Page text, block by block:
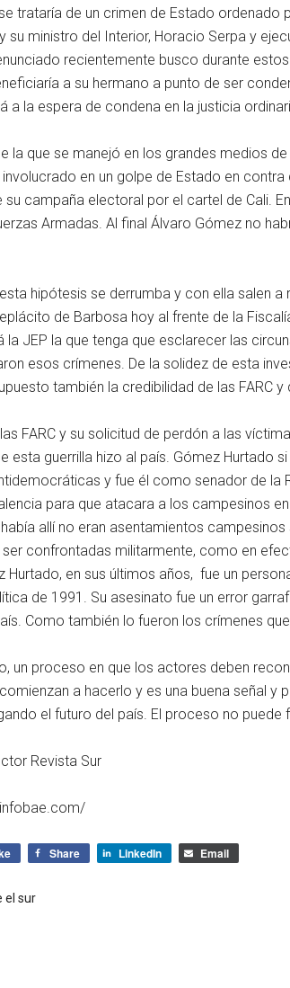
trataría de un crimen de Estado ordenado
su ministro del Interior, Horacio Serpa y
recientemente busco durante
a su hermano a punto de ser
a la espera de condena en la justicia
la que se manejó en los grandes medios
en un golpe de Estado en
campaña electoral por el cartel de Cali.
Armadas. Al final Álvaro Gómez no
hipótesis se derrumba y con ella salen
de Barbosa hoy al frente de la
la JEP la que tenga que esclarecer las
esos crímenes. De la solidez de esta
también la credibilidad de las FARC
FARC y su solicitud de perdón a las
esta guerrilla hizo al país. Gómez Hurtado
y fue él como senador de la
para que atacara a los campesinos
allí no eran asentamientos campesinos
confrontadas militarmente, como en
Hurtado, en sus últimos años, fue un
de 1991. Su asesinato fue un error
Como también lo fueron los crímenes
un proceso en que los actores deben
a hacerlo y es una buena señal y
el futuro del país. El proceso no puede
Revista Sur
Share LinkedIn Email
el sur